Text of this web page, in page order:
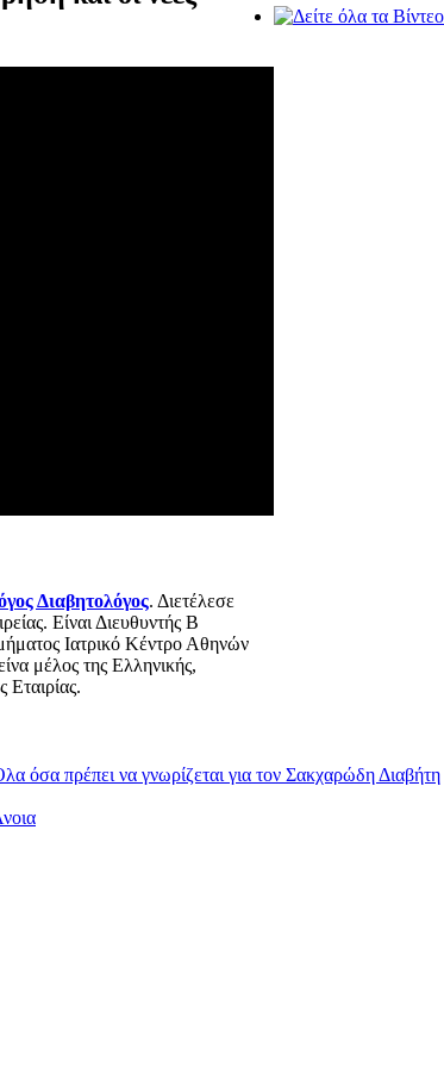
Διαβητολόγος. Διετέλεσε
Είναι Διευθυντής Β
Ιατρικό Κέντρο Αθηνών
μέλος της Ελληνικής,
Εταιρίας.
όσα πρέπει να γνωρίζεται για τον Σακχαρώδη Διαβήτη